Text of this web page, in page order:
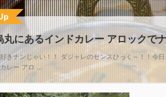
丸にあるインドカレー アロックで
きナンじゃい！！ ダジャレのセンスひっく～！！今
レー アロ ...